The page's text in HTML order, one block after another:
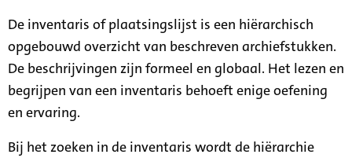
De inventaris of plaatsingslijst is een hiërarchisch
opgebouwd overzicht van beschreven archiefstukken.
De beschrijvingen zijn formeel en globaal. Het lezen en
begrijpen van een inventaris behoeft enige oefening
en ervaring.
Bij het zoeken in de inventaris wordt de hiërarchie